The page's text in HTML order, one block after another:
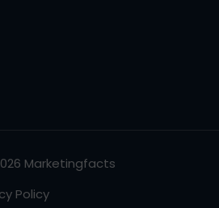
Marketingfacts
Policy